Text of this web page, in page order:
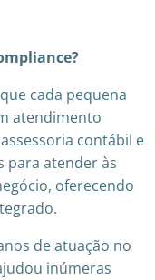
cada pequena
atendimento
contábil e
para atender às
oferecendo
de atuação no
inúmeras